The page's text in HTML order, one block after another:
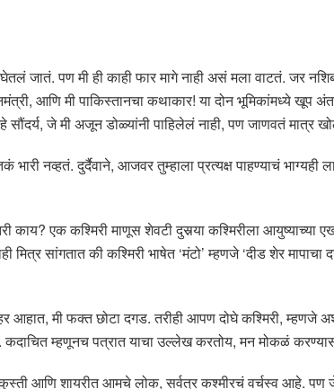
जातं. पण मी ही काही फार मागे नाही असं मला वाटतं. जर
आणि मी पाकिस्तानचा कथाकार! या दोन भूमिकांमध्ये खूप
जे मी अजून डोळ्यांनी पाहिलेलं नाही, पण जाणवतं मात्र
भारी नव्हतं. दुर्दैवाने, आजवर तुम्हाला प्रत्यक्ष पाहण्याचं
एक कश्मिरी माणूस शेवटी दुसर्‍या कश्मिरीला आयुष्याच्या
सांगतात की कश्मिरी भाषेत ‘मंटो’ म्हणजे ‘दीड शेर मापाचा
मी फक्त छोटा दगड. तरीही आपण दोघे कश्मिरी, म्हणजे
म्हणूनच पत्रात याचा उल्लेख करतोय, मन मोकळं
कुस्ती आणि शायरीत आमचे लोक, सर्वत्र कश्मीरचं वर्चस्व आहे. पण